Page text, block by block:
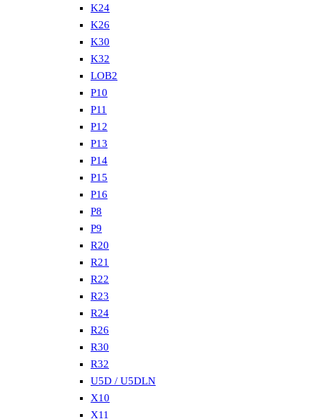
K24
K26
K30
K32
LOB2
P10
P11
P12
P13
P14
P15
P16
P8
P9
R20
R21
R22
R23
R24
R26
R30
R32
U5D / U5DLN
X10
X11